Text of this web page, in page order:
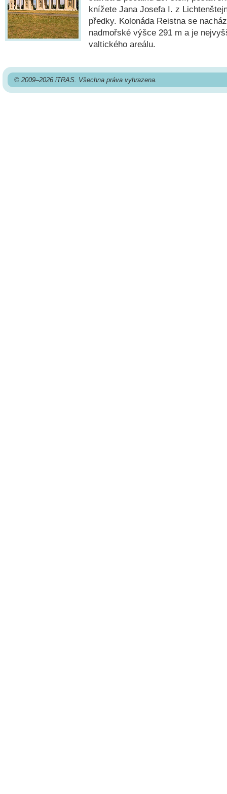
knížete Jana Josefa I. z
předky. Kolonáda Reistna se
nadmořské výšce 291 m a je
valtického areálu.
© 2009–2026 iTRAS. Všechna práva vyhrazena.